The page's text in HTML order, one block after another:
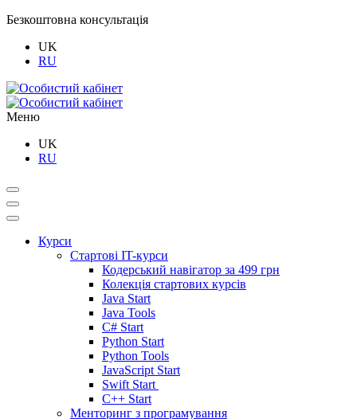
Безкоштовна консультація
UK
RU
Меню
UK
RU
Курси
Стартові IT-курси
Кодерський навігатор за 499 грн
Колекція стартових курсів
Java Start
Java Tools
C# Start
Python Start
Python Tools
JavaScript Start
Swift Start
C++ Start
Менторинг з програмування